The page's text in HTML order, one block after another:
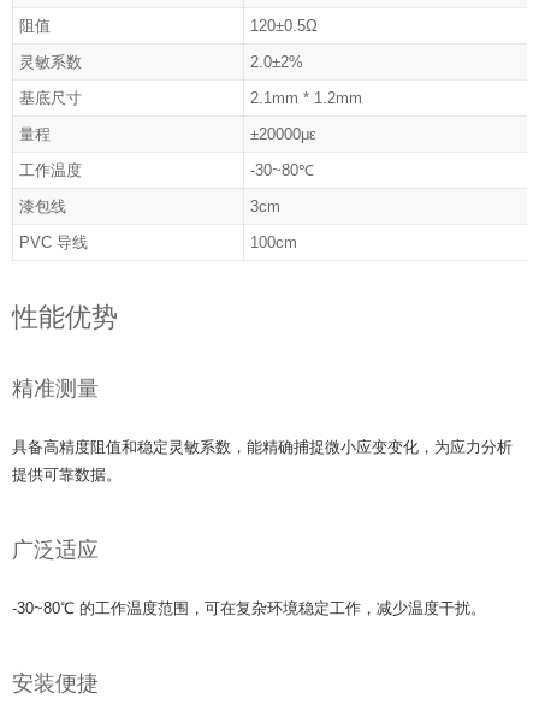
阻值
120±0.5Ω
灵敏系数
2.0±2%
基底尺寸
2.1mm * 1.2mm
量程
±20000με
工作温度
-30~80℃
漆包线
3cm
PVC 导线
100cm
性能优势
精准测量
具备高精度阻值和稳定灵敏系数，能精确捕捉微小应变变化，为应力分析
提供可靠数据。
广泛适应
-30~80℃ 的工作温度范围，可在复杂环境稳定工作，减少温度干扰。
安装便捷